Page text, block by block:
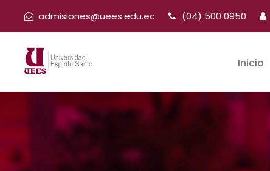
admisiones@uees.edu.ec (04) 500 0950
Inicio